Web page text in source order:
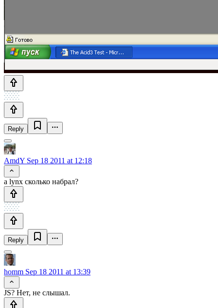
Reply
AmdY Sep 18 2011 at 12:18
а lynx сколько набрал?
Reply
homm Sep 18 2011 at 13:39
JS? Нет, не слышал.